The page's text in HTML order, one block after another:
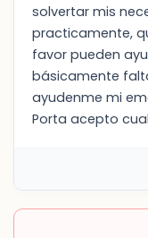
solvertar mis
practicamente,
favor pueden
básicamente
ayudenme mi
Porta acepto